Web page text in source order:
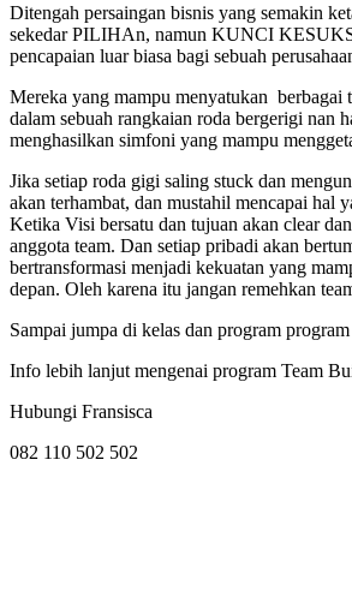
Ditengah persaingan bisnis yang semakin
sekedar PILIHAn, namun KUNCI
pencapaian luar biasa bagi sebuah
Mereka yang mampu menyatukan berbagai
dalam sebuah rangkaian roda bergerigi nan
menghasilkan simfoni yang mampu
Jika setiap roda gigi saling stuck dan
akan terhambat, dan mustahil mencapai hal
Ketika Visi bersatu dan tujuan akan clear
anggota team. Dan setiap pribadi akan
bertransformasi menjadi kekuatan yang
depan. Oleh karena itu jangan remehkan
Sampai jumpa di kelas dan program
Info lebih lanjut mengenai program Team
Hubungi Fransisca
082 110 502 502